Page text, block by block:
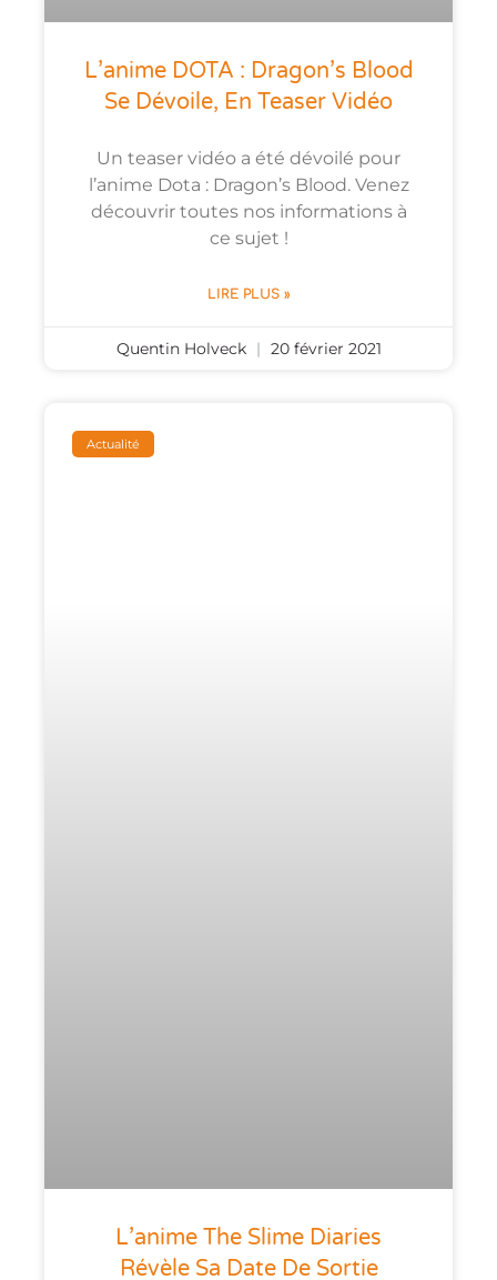
L’anime DOTA : Dragon’s Blood
Se Dévoile, En Teaser Vidéo
Un teaser vidéo a été dévoilé pour
l’anime Dota : Dragon’s Blood. Venez
découvrir toutes nos informations à
ce sujet !
LIRE PLUS »
Quentin Holveck 20 février 2021
Actualité
L’anime The Slime Diaries
Révèle Sa Date De Sortie